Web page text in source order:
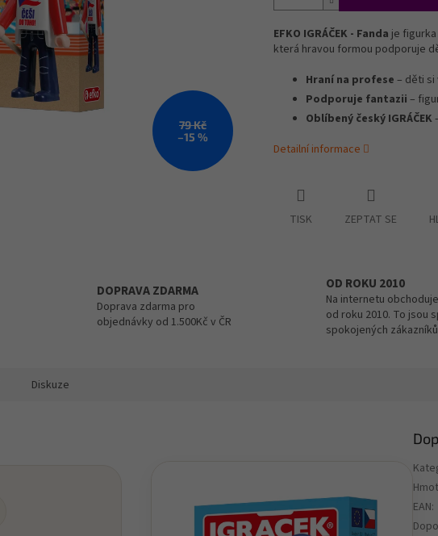
79 Kč
–15 %
EFKO IGRÁČEK - Fanda je figurka
která hravou formou podporuje
Hraní na profese – děti si
Podporuje fantazii –
Oblíbený český IGRÁČEK
Detailní informace
TISK ZEPTAT SE
DOPRAVA ZDARMA
Doprava zdarma pro
objednávky od 1.500Kč v ČR
OD ROKU 2010
Na internetu
od roku 2010. To jsou
spokojených
Diskuze
EAN: